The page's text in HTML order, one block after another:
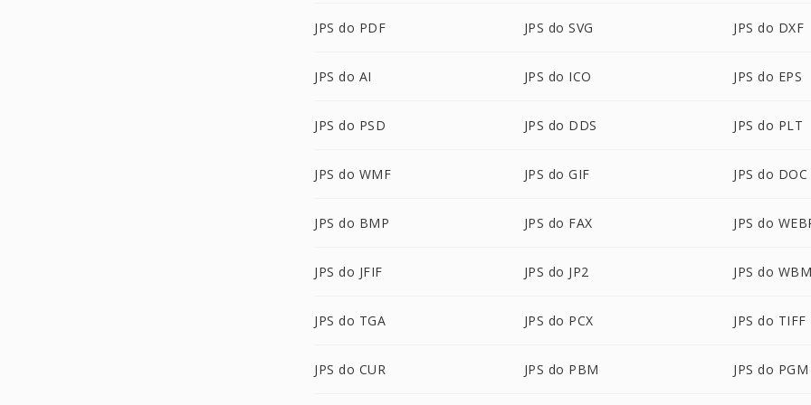
JPS do PDF JPS do SVG JPS do DXF
JPS do AI JPS do ICO JPS do EPS
JPS do PSD JPS do DDS JPS do PLT
JPS do WMF JPS do GIF JPS do DOC
JPS do BMP JPS do FAX JPS do
JPS do JFIF JPS do JP2 JPS do
JPS do TGA JPS do PCX JPS do TIFF
JPS do CUR JPS do PBM JPS do PGM